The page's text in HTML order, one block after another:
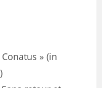
Conatus » (in